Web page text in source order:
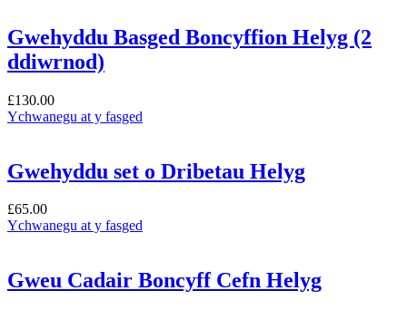
Gwehyddu Basged Boncyffion Helyg (2
ddiwrnod)
£130.00
Ychwanegu at y fasged
Gwehyddu set o Dribetau Helyg
£65.00
Ychwanegu at y fasged
Gweu Cadair Boncyff Cefn Helyg